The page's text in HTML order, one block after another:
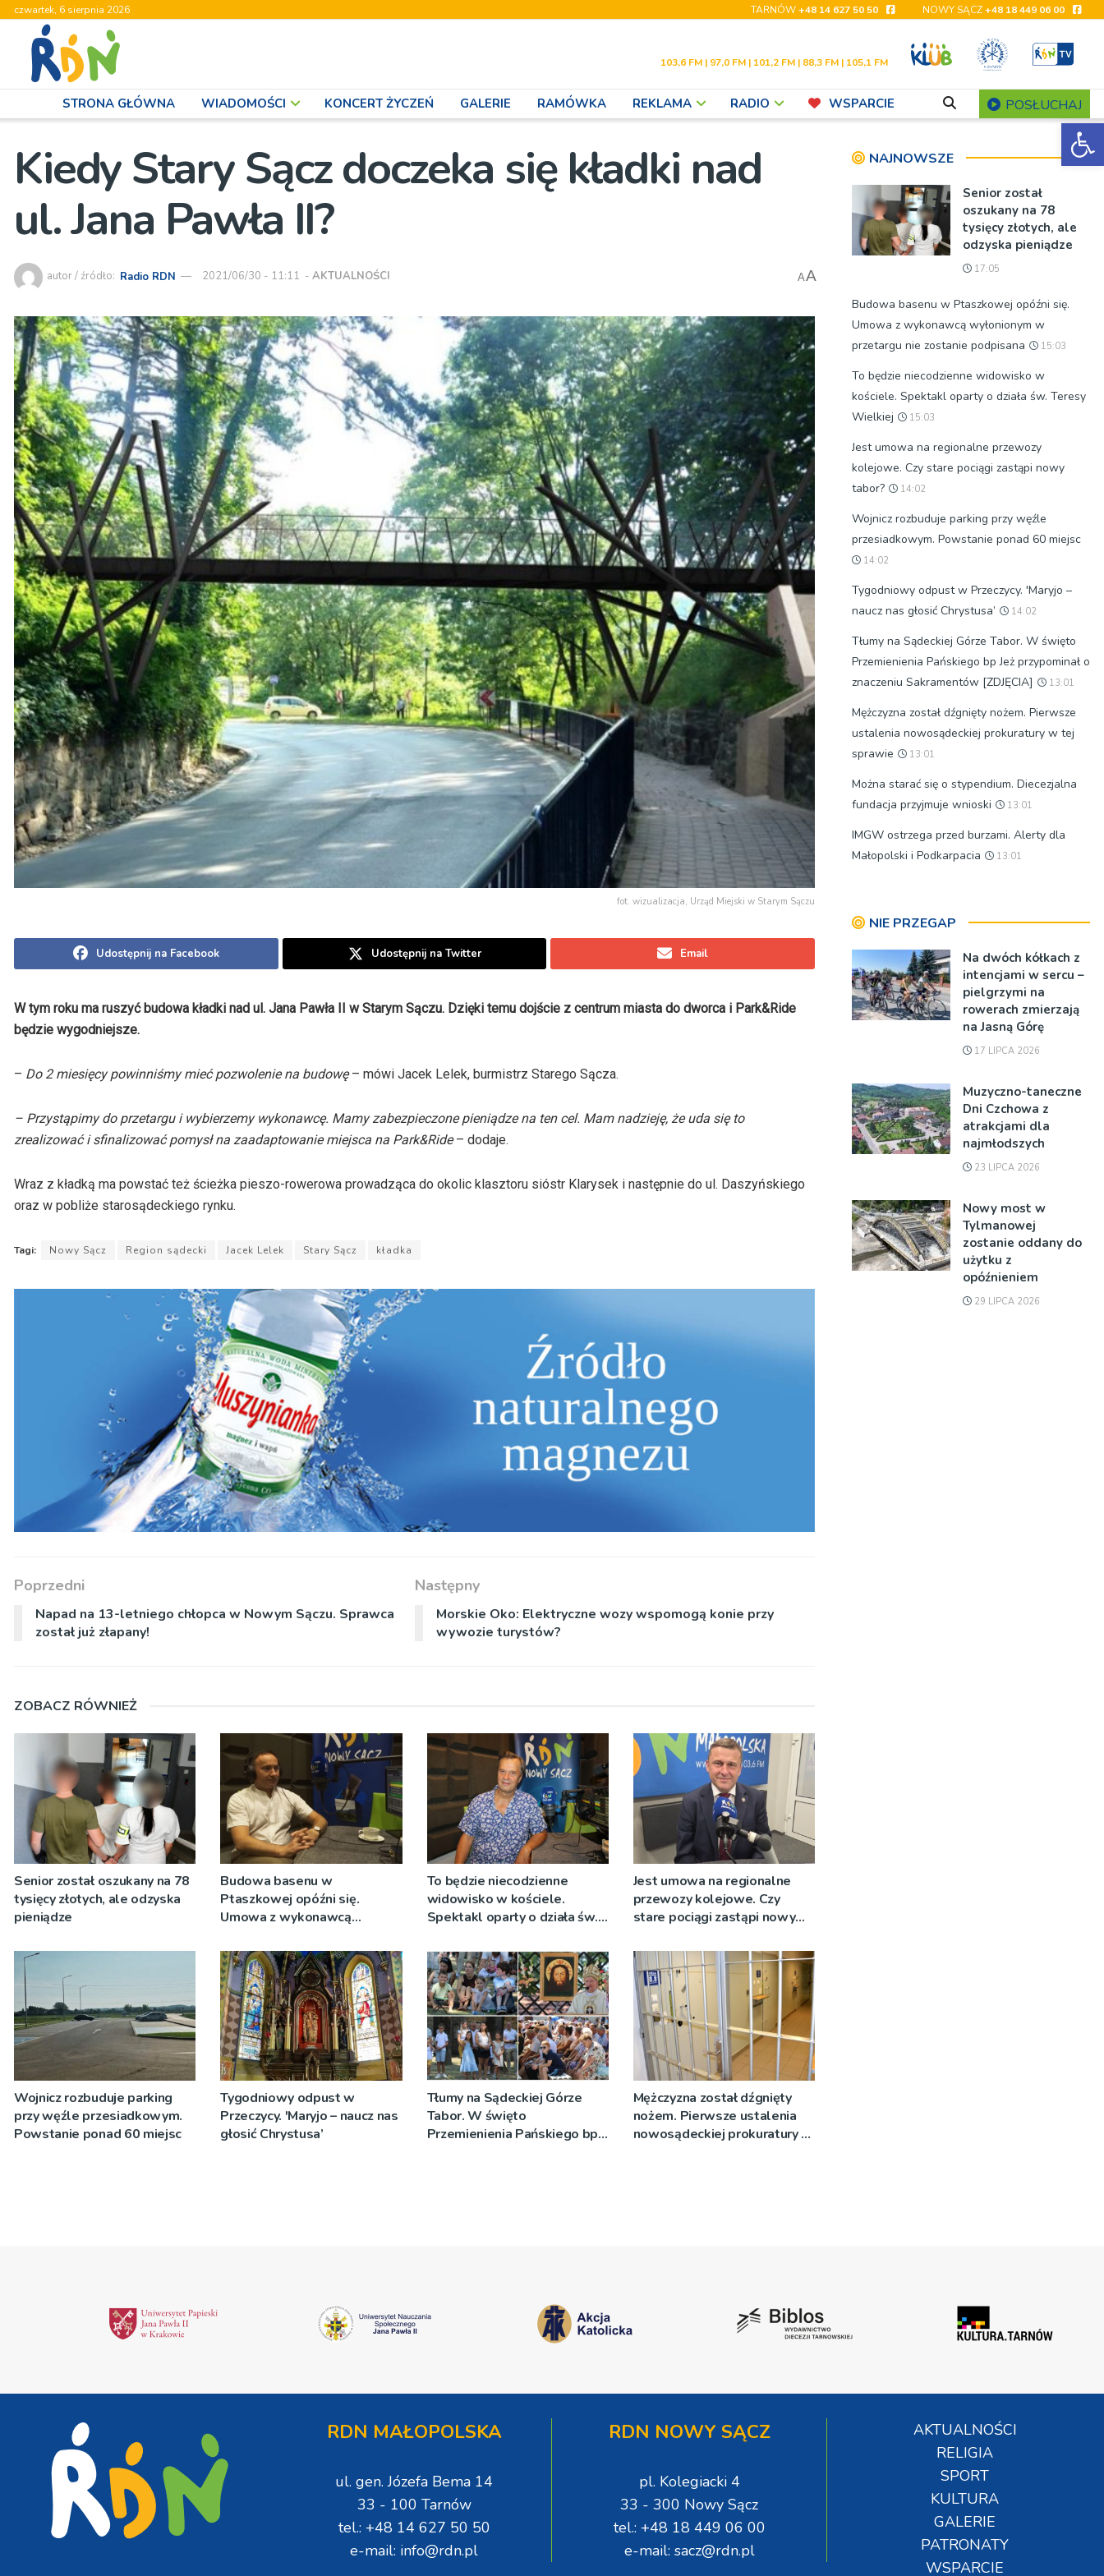
czwartek, 6 sierpnia 2026 TARNÓW+48 14 627 50 50 NOWY SĄCZ+48 18 449 06 00
103,6 FM | 97,0 FM | 101,2 FM | 88,3 FM | 105,1 FM
STRONA GŁÓWNA WIADOMOŚCI KONCERT ŻYCZEŃ GALERIE RAMÓWKA REKLAMA RADIO WSPARCIE POSŁUCHAJ
Kiedy Stary Sącz doczeka się kładki nad
ul. Jana Pawła II?
autor / źródło: Radio RDN 2021/06/30 - 11:11 - AKTUALNOŚCI AA
fot. wizualizacja, Urząd Miejski w Starym Sączu
Udostępnij na Facebook Udostępnij na Twitter Email
W tym roku ma ruszyć budowa kładki nad ul. Jana Pawła II w Starym Sączu. Dzięki temu dojście z centrum miasta do dworca i Park&Ride
będzie wygodniejsze.
– Do 2 miesięcy powinniśmy mieć pozwolenie na budowę– mówi Jacek Lelek, burmistrz Starego Sącza.
– Przystąpimy do przetargu i wybierzemy wykonawcę. Mamy zabezpieczone pieniądze na ten cel. Mam nadzieję, że uda się to
zrealizować i sfinalizować pomysł na zaadaptowanie miejsca na Park&Ride– dodaje.
Wraz z kładką ma powstać też ścieżka pieszo-rowerowa prowadząca do okolic klasztoru sióstr Klarysek i następnie do ul. Daszyńskiego
oraz w pobliże starosądeckiego rynku.
Tagi: Nowy Sącz Region sądecki Jacek Lelek Stary Sącz kładka
Poprzedni
Napad na 13-letniego chłopca w Nowym Sączu. Sprawca
został już złapany!
Następny
Morskie Oko: Elektryczne wozy wspomogą konie przy
wywozie turystów?
ZOBACZ RÓWNIEŻ
Senior został oszukany na 78
tysięcy złotych, ale odzyska
pieniądze
Budowa basenu w
Ptaszkowej opóźni się.
Umowa z wykonawcą
zostanie podpisana
To będzie niecodzienne
widowisko w kościele.
Spektakl oparty o działa św.
Jest umowa na regionalne
przewozy kolejowe. Czy
stare pociągi zastąpi nowy
Wojnicz rozbuduje parking
przy węźle przesiadkowym.
Powstanie ponad 60 miejsc
Tygodniowy odpust w
Przeczycy. 'Maryjo – naucz nas
głosić Chrystusa’
Tłumy na Sądeckiej Górze
Tabor. W święto
Przemienienia Pańskiego bp
Mężczyzna został dźgnięty
nożem. Pierwsze ustalenia
nowosądeckiej prokuratury w
NAJNOWSZE
Senior został
oszukany na 78
tysięcy złotych, ale
odzyska pieniądze
17:05
Budowa basenu w Ptaszkowej opóźni się.
Umowa z wykonawcą wyłonionym w
przetargu nie zostanie podpisana
15:03
To będzie niecodzienne widowisko w
kościele. Spektakl oparty o działa św. Teresy
Wielkiej
15:03
Jest umowa na regionalne przewozy
kolejowe. Czy stare pociągi zastąpi nowy
tabor?
14:02
Wojnicz rozbuduje parking przy węźle
przesiadkowym. Powstanie ponad 60 miejsc
14:02
Tygodniowy odpust w Przeczycy. 'Maryjo –
naucz nas głosić Chrystusa’
14:02
Tłumy na Sądeckiej Górze Tabor. W święto
Przemienienia Pańskiego bp Jeż przypominał o
znaczeniu Sakramentów [ZDJĘCIA]
13:01
Mężczyzna został dźgnięty nożem. Pierwsze
ustalenia nowosądeckiej prokuratury w tej
sprawie
13:01
Można starać się o stypendium. Diecezjalna
fundacja przyjmuje wnioski
13:01
IMGW ostrzega przed burzami. Alerty dla
Małopolski i Podkarpacia
13:01
NIE PRZEGAP
Na dwóch kółkach z
intencjami w sercu –
pielgrzymi na
rowerach zmierzają
na Jasną Górę
17 LIPCA 2026
Muzyczno-taneczne
Dni Czchowa z
atrakcjami dla
najmłodszych
23 LIPCA 2026
Nowy most w
Tylmanowej
zostanie oddany do
użytku z
opóźnieniem
29 LIPCA 2026
RDN MAŁOPOLSKA
ul. gen. Józefa Bema 14
33 - 100 Tarnów
tel.: +48 14 627 50 50
e-mail: info@rdn.pl
RDN NOWY SĄCZ
pl. Kolegiacki 4
33 - 300 Nowy Sącz
tel.: +48 18 449 06 00
e-mail: sacz@rdn.pl
AKTUALNOŚCI
RELIGIA
SPORT
KULTURA
GALERIE
PATRONATY
WSPARCIE